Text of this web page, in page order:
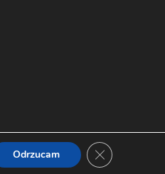
Odrzucam Zamknij panel